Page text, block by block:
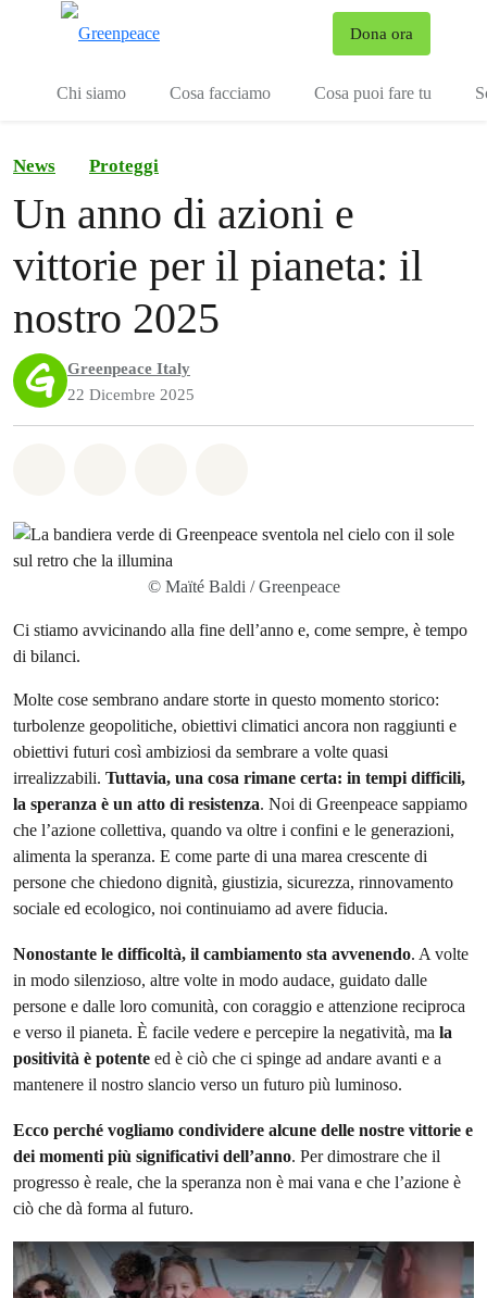
Dona ora
Chi siamo Cosa facciamo Cosa puoi fare tu
News Proteggi
Un anno di azioni e
vittorie per il pianeta: il
nostro 2025
Greenpeace Italy
22 Dicembre 2025
© Maïté Baldi / Greenpeace
Ci stiamo avvicinando alla fine dell’anno e, come sempre, è tempo
di bilanci.
Molte cose sembrano andare storte in questo momento storico:
turbolenze geopolitiche, obiettivi climatici ancora non raggiunti e
obiettivi futuri così ambiziosi da sembrare a volte quasi
irrealizzabili. Tuttavia, una cosa rimane certa: in tempi difficili,
la speranza è un atto di resistenza. Noi di Greenpeace sappiamo
che l’azione collettiva, quando va oltre i confini e le generazioni,
alimenta la speranza. E come parte di una marea crescente di
persone che chiedono dignità, giustizia, sicurezza, rinnovamento
sociale ed ecologico, noi continuiamo ad avere fiducia.
Nonostante le difficoltà, il cambiamento sta avvenendo. A volte
in modo silenzioso, altre volte in modo audace, guidato dalle
persone e dalle loro comunità, con coraggio e attenzione reciproca
e verso il pianeta. È facile vedere e percepire la negatività, ma la
positività è potente ed è ciò che ci spinge ad andare avanti e a
mantenere il nostro slancio verso un futuro più luminoso.
Ecco perché vogliamo condividere alcune delle nostre vittorie e
dei momenti più significativi dell’anno. Per dimostrare che il
progresso è reale, che la speranza non è mai vana e che l’azione è
ciò che dà forma al futuro.